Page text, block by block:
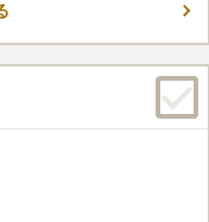
す。自然に囲まれた環境で
観光地として有名です。区
が誰でもお墓を申し込むこ
残る、また、千利休にもゆ